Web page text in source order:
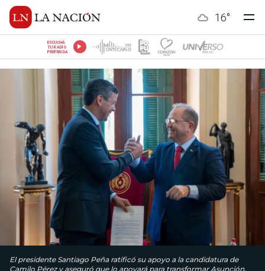
16°
ESCUCHÁ
TU RADIO
PREFERIDA
El presidente Santiago Peña ratificó su apoyo a la candidatura de
Camilo Pérez y aseguró que lo apoyará para transformar Asunción.